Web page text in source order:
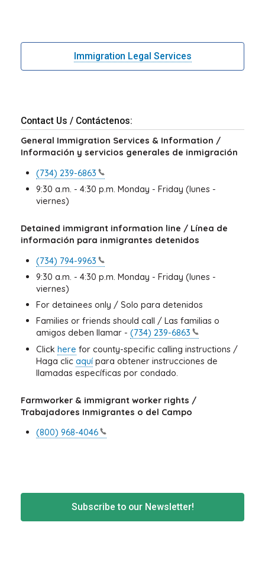
Immigration Legal Services
Contact Us / Contáctenos:
General Immigration Services & Information /
Información y servicios generales de inmigración
(734) 239-6863
9:30 a.m. - 4:30 p.m. Monday - Friday (lunes -
viernes)
Detained immigrant information line / Línea de
información para inmigrantes detenidos
(734) 794-9963
9:30 a.m. - 4:30 p.m. Monday - Friday (lunes -
viernes)
For detainees only / Solo para detenidos
Families or friends should call / Las familias o
amigos deben llamar - (734) 239-6863
Click here for county-specific calling instructions /
Haga clic aquípara obtener instrucciones de
llamadas específicas por condado.
Farmworker & immigrant worker rights /
Trabajadores Inmigrantes o del Campo
(800) 968-4046
Subscribe to our Newsletter!